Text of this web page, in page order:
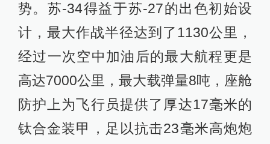
势。苏-34得益于苏-27的出色初始设
计，最大作战半径达到了1130公里，
经过一次空中加油后的最大航程更是
高达7000公里，最大载弹量8吨，座舱
防护上为飞行员提供了厚达17毫米的
钛合金装甲，足以抗击23毫米高炮炮